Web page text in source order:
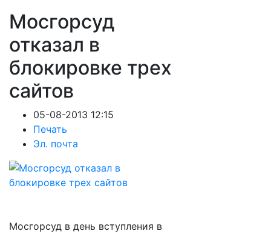
Мосгорсуд
отказал в
блокировке трех
сайтов
05-08-2013 12:15
Печать
Эл. почта
Мосгорсуд в день вступления в